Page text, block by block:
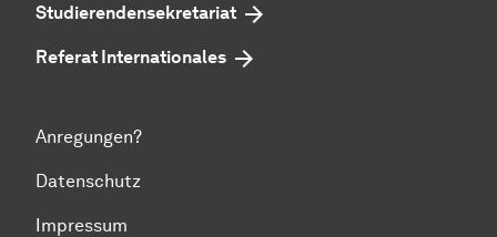
Studierendensekretariat
Referat Internationales
Anregungen?
Datenschutz
Impressum